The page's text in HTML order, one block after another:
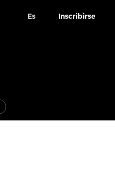
Es Inscribirse